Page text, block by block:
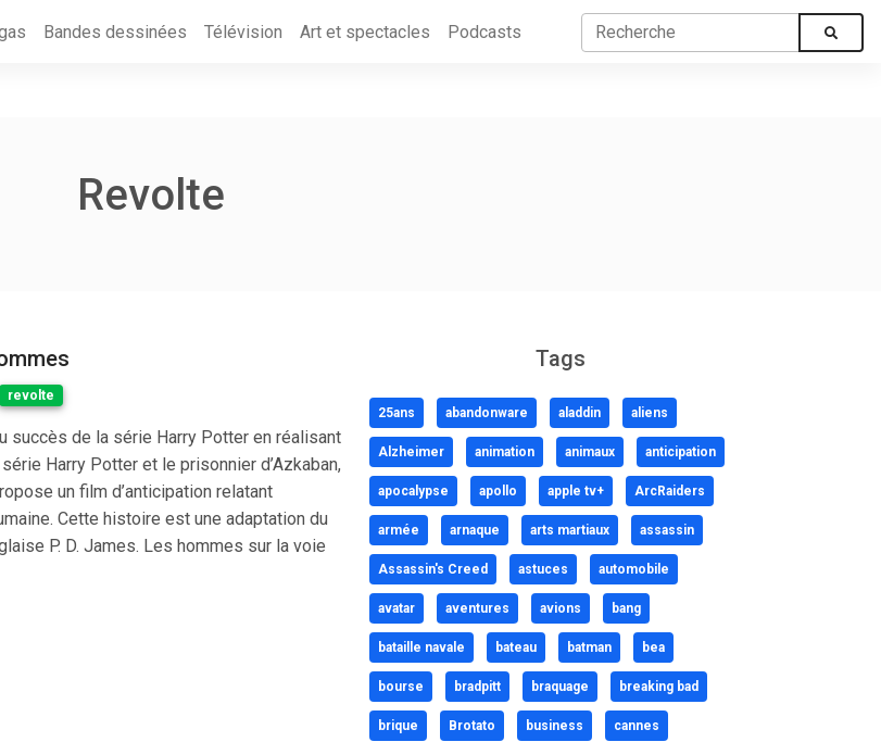
Bandes dessinées Télévision Art et spectacles Podcasts
Revolte
revolte
succès de la série Harry Potter en réalisant
Harry Potter et le prisonnier d’Azkaban,
un film d’anticipation relatant
Cette histoire est une adaptation du
P. D. James. Les hommes sur la voie
Tags
25ans abandonware aladdin aliens
Alzheimer animation animaux anticipation
apocalypse apollo apple tv+ ArcRaiders
armée arnaque arts martiaux assassin
Assassin's Creed astuces automobile
avatar aventures avions bang
bataille navale bateau batman bea
bourse bradpitt braquage breaking bad
brique Brotato business cannes